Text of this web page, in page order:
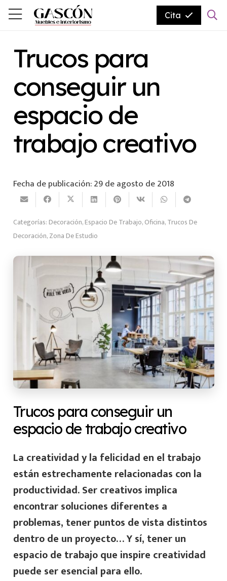
Cita
Trucos para
conseguir un
espacio de
trabajo creativo
Fecha de publicación:29 de agosto de 2018
Categorías:Decoración,Espacio De Trabajo,Oficina,Trucos De
Decoración,Zona De Estudio
Trucos para conseguir un
espacio de trabajo creativo
La creatividad y la felicidad en el trabajo
están estrechamente relacionadas con la
productividad. Ser creativos implica
encontrar soluciones diferentes a
problemas, tener puntos de vista distintos
dentro de un proyecto… Y sí, tener un
espacio de trabajo que inspire creatividad
puede ser esencial para ello.